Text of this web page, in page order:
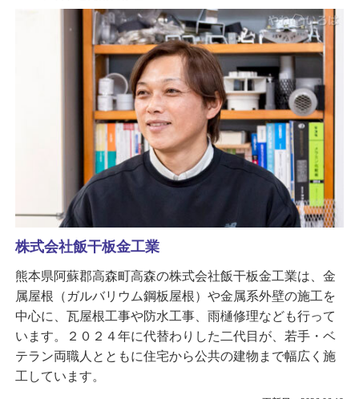
株式会社飯干板金工業
熊本県阿蘇郡高森町高森の株式会社飯干板金工業は、金
属屋根（ガルバリウム鋼板屋根）や金属系外壁の施工を
中心に、瓦屋根工事や防水工事、雨樋修理なども行って
います。２０２４年に代替わりした二代目が、若手・ベ
テラン両職人とともに住宅から公共の建物まで幅広く施
工しています。